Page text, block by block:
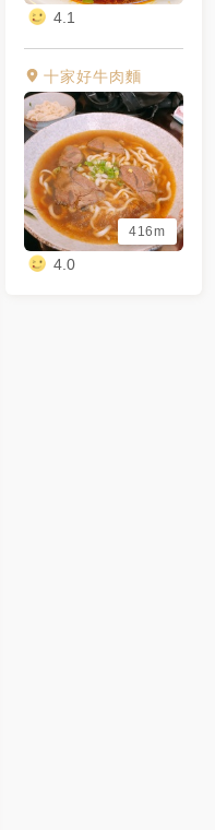
4.1
十家好牛肉麵
416m
4.0